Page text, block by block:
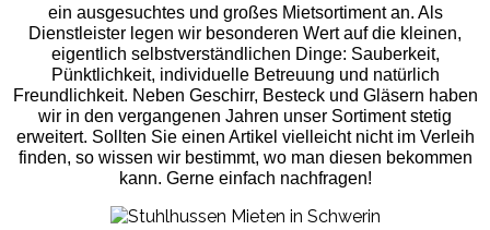
ein ausgesuchtes und großes Mietsortiment an. Als
Dienstleister legen wir besonderen Wert auf die kleinen,
eigentlich selbstverständlichen Dinge: Sauberkeit,
Pünktlichkeit, individuelle Betreuung und natürlich
Freundlichkeit. Neben Geschirr, Besteck und Gläsern haben
wir in den vergangenen Jahren unser Sortiment stetig
erweitert. Sollten Sie einen Artikel vielleicht nicht im Verleih
finden, so wissen wir bestimmt, wo man diesen bekommen
kann. Gerne einfach nachfragen!